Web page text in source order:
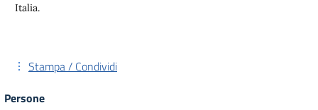
Italia.
Stampa / Condividi
Persone